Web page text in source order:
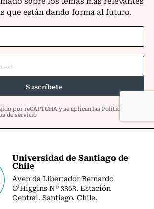
Universidad de Santiago de
Chile
Avenida Libertador Bernardo
O’Higgins Nº 3363. Estación
Central. Santiago. Chile.